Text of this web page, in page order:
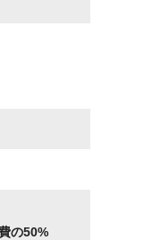
の50%